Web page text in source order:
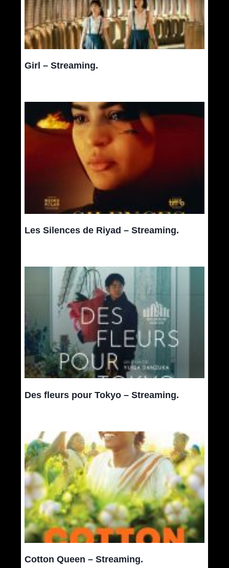
Girl – Streaming.
Les Silences de Riyad – Streaming.
Des fleurs pour Tokyo – Streaming.
Cotton Queen – Streaming.